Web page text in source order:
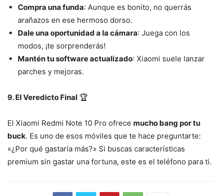
Compra una funda: Aunque es bonito, no querrás
arañazos en ese hermoso dorso.
Dale una oportunidad a la cámara: Juega con los
modos, ¡te sorprenderás!
Mantén tu software actualizado: Xiaomi suele lanzar
parches y mejoras.
9. El Veredicto Final 🏆
El Xiaomi Redmi Note 10 Pro ofrece mucho bang por tu
buck. Es uno de esos móviles que te hace preguntarte:
«¿Por qué gastaría más?» Si buscas características
premium sin gastar una fortuna, este es el teléfono para ti.